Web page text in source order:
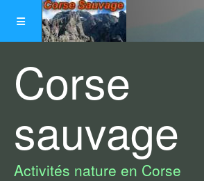
Corse
sauvage
Activités nature en Corse